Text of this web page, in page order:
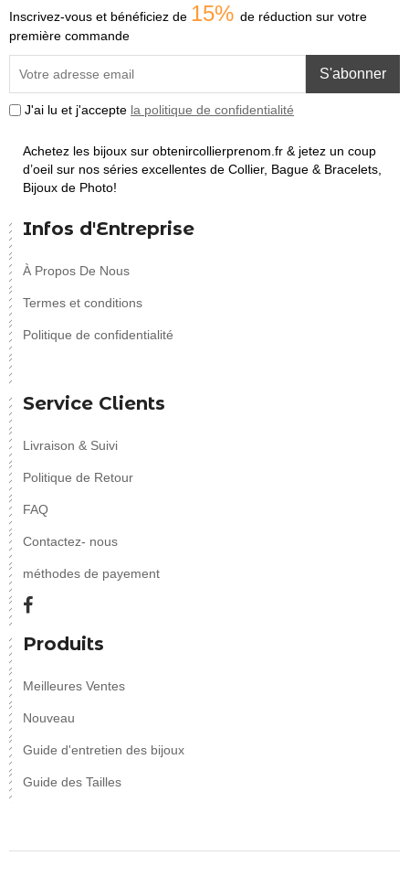
Inscrivez-vous et bénéficiez de 15% de réduction sur votre
première commande
S'abonner
J'ai lu et j'accepte la politique de confidentialité
Achetez les bijoux sur obtenircollierprenom.fr & jetez un coup
d’oeil sur nos séries excellentes de Collier, Bague & Bracelets,
Bijoux de Photo!
Infos d'Entreprise
À Propos De Nous
Termes et conditions
Politique de confidentialité
Service Clients
Livraison & Suivi
Politique de Retour
FAQ
Contactez- nous
méthodes de payement
Produits
Meilleures Ventes
Nouveau
Guide d'entretien des bijoux
Guide des Tailles